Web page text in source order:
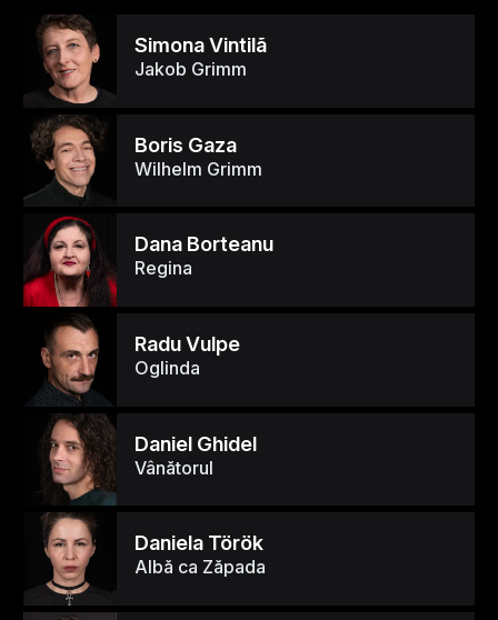
Simona Vintilã
Jakob Grimm
Boris Gaza
Wilhelm Grimm
Dana Borteanu
Regina
Radu Vulpe
Oglinda
Daniel Ghidel
Vânătorul
Daniela Török
Albă ca Zăpada